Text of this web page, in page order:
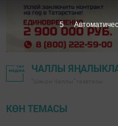
ЧАЛЛЫ
КӨН ТЕМАСЫ
4